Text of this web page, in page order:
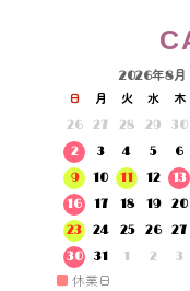
2026年8月
日 月 火 水 木
26
27 28 29 30
2
3 4 5 6
9
10 11 12 13
16
17 18 19 20
23
24 25 26 27
30
31 1 2 3
■ 休業日